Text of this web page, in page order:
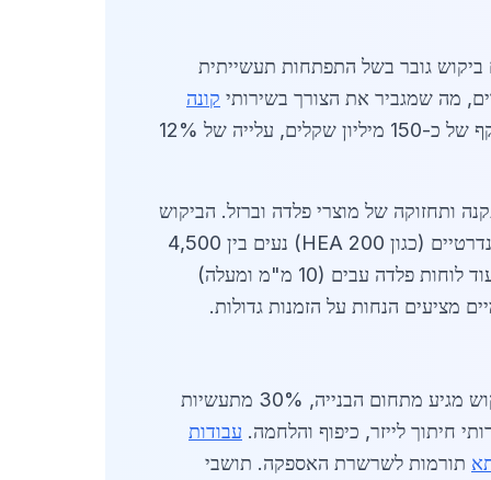
עם ביקוש גובר בשל התפתחות תעשייתית
קונה
וביצוע עבודות מתכת מקצועיות. בשנת 2026, שוק עבודות המתכת בעיר צפוי להגיע להיקף של כ-150 מיליון שקלים, עלייה של 12%
ותחזוקה של מוצרי פלדה וברזל. הביקוש
העיקרי נובע מפרויקטי בנייה רבי קומות, גדרות תעשייתיות ומבנים מסחריים. לדוגמה, מחירי פרופילי פלדה סטנדרטיים (כגון HEA 200) נעים בין 4,500
ל-5,200 שקלים לטון, תלוי באיכות ובכמות. צינורות גז ומים מפלדה מגולוונת עולים כ-3,800 שקלים לטון, בעוד לוחות פלדה עבים (10 מ"מ ומעלה)
ביקוש לעבודות מתכת בקריית ביאליק גדל ב-2026 בעקבות התרחבות אזורי תעשייה סמוכים. כ-40% מהביקוש מגיע מתחום הבנייה, 30% מתעשיות
עבודות
תורמות לשרשרת האספקה. תושבי